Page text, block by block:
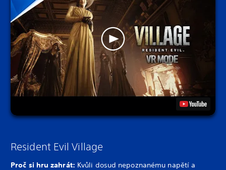
Resident Evil Village
Proč si hru zahrát: Kvůli dosud nepoznanému napětí a